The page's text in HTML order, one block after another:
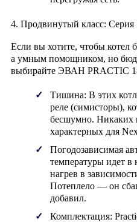
4. Продвинутый класс:
Если вы хотите, чтобы котел
а умным помощником, но
выбирайте ЭВАН PRACTIC
Тишина: В этих
реле (симисторы),
бесшумно. Никаких
характерных для
Погодозависимая
температуры идет в
нагрев в
Потеплело — он
добавил.
Комплектация: